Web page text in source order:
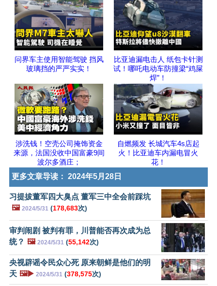
问界车主使用智能驾驶 挡风
玻璃挡的严严实实！
比亚迪漏电击人 纸包卡针测
试！哪吒电动车防撞梁“鸡屎
焊”！
涉洗钱！空壳公司掩饰资金
来源，法国没收中国富豪9间
波尔多酒庄；
自燃频发 长城汽车4s店起
火！比亚迪车内漏电冒火
花！
更多文章导读： 2024年5月28日
习提拔董军四大臭点 董军三中全会前踩坑
🖼️ 2024/5/31 (178,683次)
审判闹剧 被判有罪，川普能否再次成为总
统？ 🖼️ 2024/5/31 (55,142次)
央视辟谣令民众心死 原来朝鲜是他们的明
天 🖼️▶️ 2024/5/31 (378,575次)